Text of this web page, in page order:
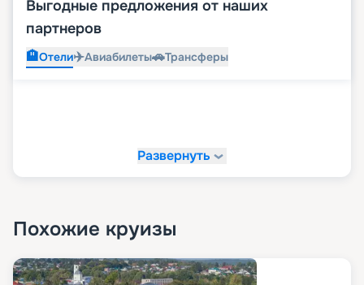
Выгодные предложения от наших
партнеров
🏨Отели✈️Авиабилеты🚗Трансферы
Развернуть
Похожие круизы